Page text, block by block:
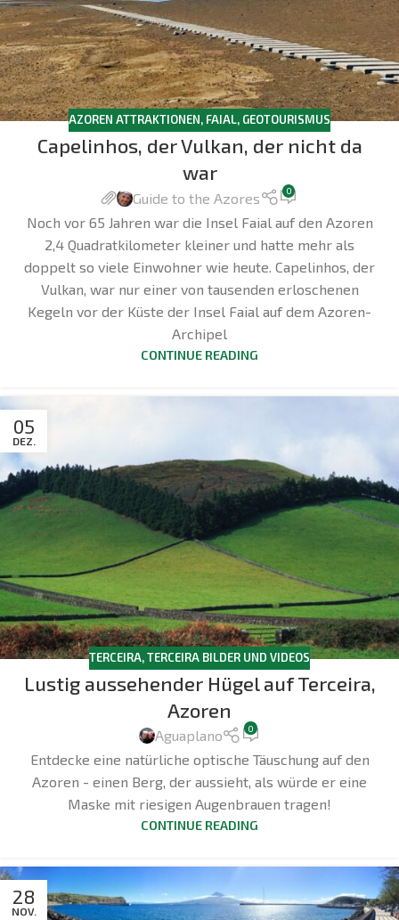
AZOREN ATTRAKTIONEN, FAIAL, GEOTOURISMUS
Capelinhos, der Vulkan, der nicht da
war
Guide to the Azores 0
Noch vor 65 Jahren war die Insel Faial auf den Azoren
2,4 Quadratkilometer kleiner und hatte mehr als
doppelt so viele Einwohner wie heute. Capelinhos, der
Vulkan, war nur einer von tausenden erloschenen
Kegeln vor der Küste der Insel Faial auf dem Azoren-
Archipel
CONTINUE READING
05
DEZ.
TERCEIRA,TERCEIRA BILDER UND VIDEOS
Lustig aussehender Hügel auf Terceira,
Azoren
Aguaplano 0
Entdecke eine natürliche optische Täuschung auf den
Azoren - einen Berg, der aussieht, als würde er eine
Maske mit riesigen Augenbrauen tragen!
CONTINUE READING
28
NOV.